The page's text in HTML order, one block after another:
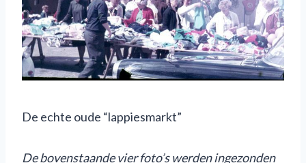
De echte oude “lappiesmarkt”
Debovenstaandevier foto’s werden ingezonden